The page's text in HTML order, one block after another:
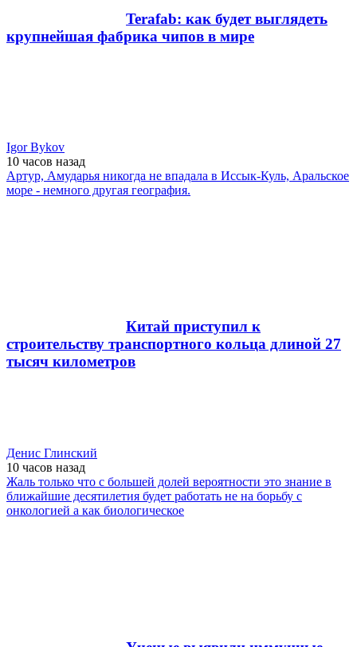
Terafab: как будет выглядеть
крупнейшая фабрика чипов в мире
Igor Bykov
10 часов назад
Артур, Амударья никогда не впадала в Иссык-Куль, Аральское
море - немного другая география.
Китай приступил к
строительству транспортного кольца длиной 27
тысяч километров
Денис Глинский
10 часов назад
Жаль только что с большей долей вероятности это знание в
ближайшие десятилетия будет работать не на борьбу с
онкологией а как биологическое